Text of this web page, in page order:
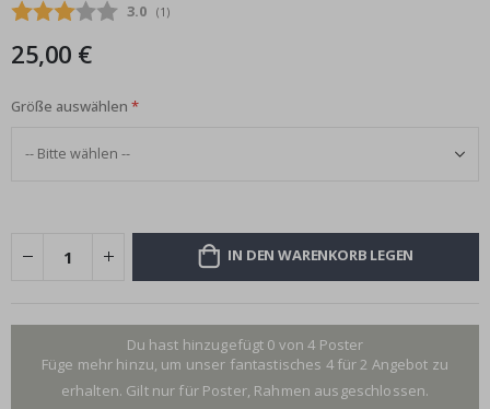
Durchschnittliche Bewertung:
3.0 (abgegebene bewertungen:
1 )
25,00 €
Größe auswählen
IN DEN WARENKORB LEGEN
Du hast hinzugefügt 0 von 4 Poster
Füge mehr hinzu, um unser fantastisches 4 für 2 Angebot zu
erhalten. Gilt nur für Poster, Rahmen ausgeschlossen.